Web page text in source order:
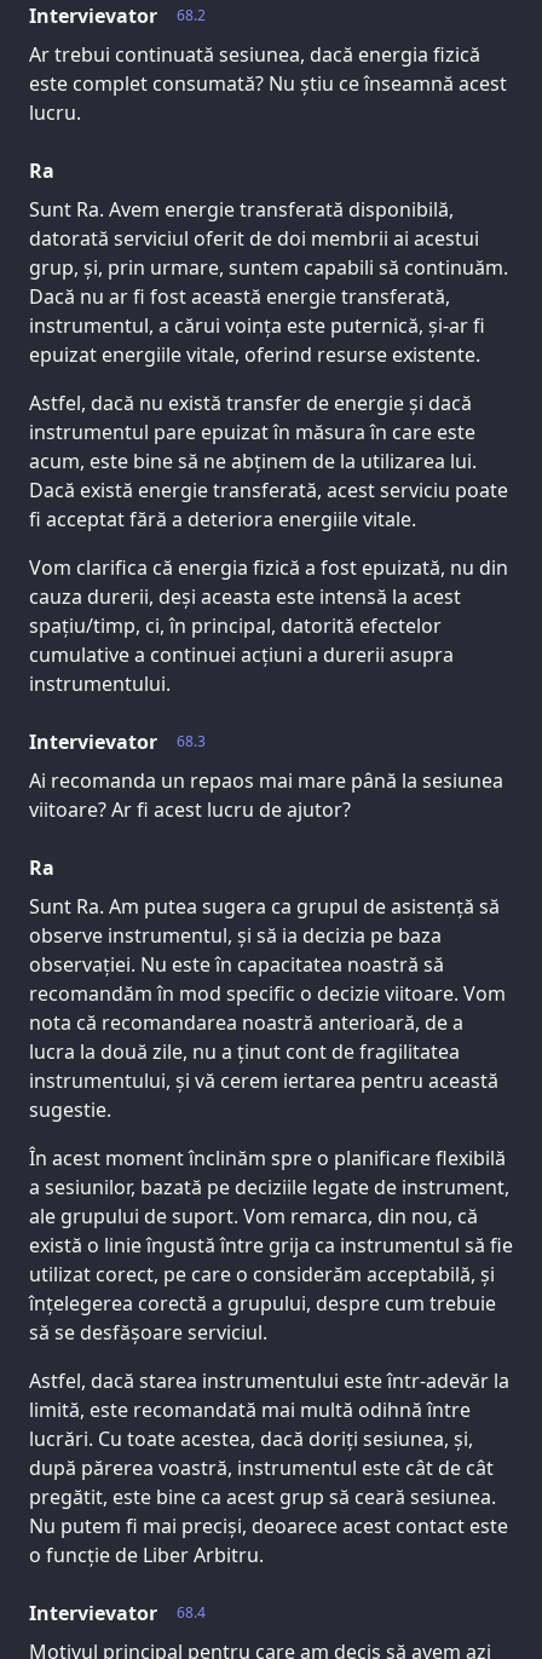
68.2
Intervievator
Ar trebui continuată sesiunea, dacă energia fizică
este complet consumată? Nu știu ce înseamnă acest
lucru.
Ra
Sunt Ra. Avem energie transferată disponibilă,
datorată serviciul oferit de doi membrii ai acestui
grup, și, prin urmare, suntem capabili să continuăm.
Dacă nu ar fi fost această energie transferată,
instrumentul, a cărui voința este puternică, și-ar fi
epuizat energiile vitale, oferind resurse existente.
Astfel, dacă nu există transfer de energie și dacă
instrumentul pare epuizat în măsura în care este
acum, este bine să ne abținem de la utilizarea lui.
Dacă există energie transferată, acest serviciu poate
fi acceptat fără a deteriora energiile vitale.
Vom clarifica că energia fizică a fost epuizată, nu din
cauza durerii, deși aceasta este intensă la acest
spațiu/timp, ci, în principal, datorită efectelor
cumulative a continuei acțiuni a durerii asupra
instrumentului.
68.3
Intervievator
Ai recomanda un repaos mai mare până la sesiunea
viitoare? Ar fi acest lucru de ajutor?
Ra
Sunt Ra. Am putea sugera ca grupul de asistență să
observe instrumentul, și să ia decizia pe baza
observației. Nu este în capacitatea noastră să
recomandăm în mod specific o decizie viitoare. Vom
nota că recomandarea noastră anterioară, de a
lucra la două zile, nu a ținut cont de fragilitatea
instrumentului, și vă cerem iertarea pentru această
sugestie.
În acest moment înclinăm spre o planificare flexibilă
a sesiunilor, bazată pe deciziile legate de instrument,
ale grupului de suport. Vom remarca, din nou, că
există o linie îngustă între grija ca instrumentul să fie
utilizat corect, pe care o considerăm acceptabilă, și
înțelegerea corectă a grupului, despre cum trebuie
să se desfășoare serviciul.
Astfel, dacă starea instrumentului este într-adevăr la
limită, este recomandată mai multă odihnă între
lucrări. Cu toate acestea, dacă doriți sesiunea, și,
după părerea voastră, instrumentul este cât de cât
pregătit, este bine ca acest grup să ceară sesiunea.
Nu putem fi mai preciși, deoarece acest contact este
o funcție de Liber Arbitru.
68.4
Intervievator
Motivul principal pentru care am decis să avem azi